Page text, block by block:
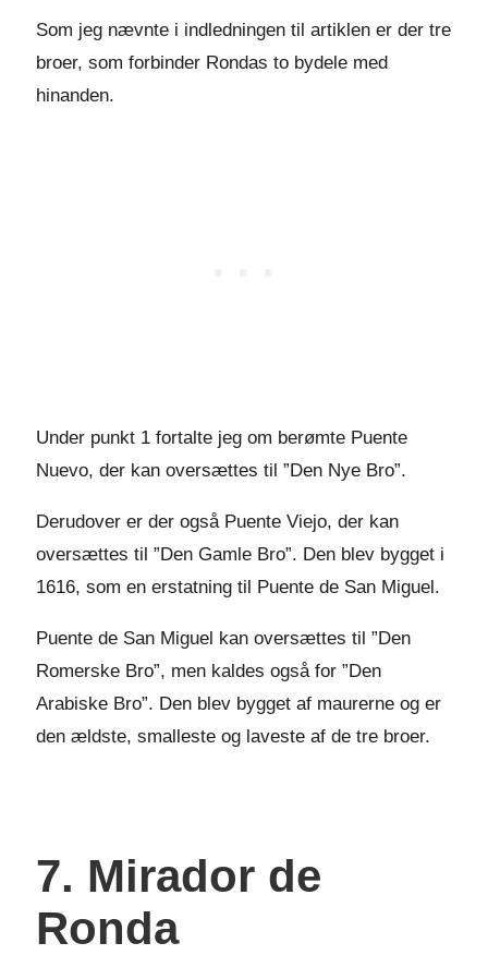
Som jeg nævnte i indledningen til artiklen er der tre
broer, som forbinder Rondas to bydele med
hinanden.
Under punkt 1 fortalte jeg om berømte Puente
Nuevo, der kan oversættes til ”Den Nye Bro”.
Derudover er der også Puente Viejo, der kan
oversættes til ”Den Gamle Bro”. Den blev bygget i
1616, som en erstatning til Puente de San Miguel.
Puente de San Miguel kan oversættes til ”Den
Romerske Bro”, men kaldes også for ”Den
Arabiske Bro”. Den blev bygget af maurerne og er
den ældste, smalleste og laveste af de tre broer.
7. Mirador de
Ronda